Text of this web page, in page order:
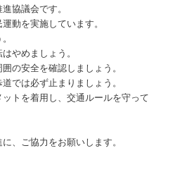
協議会です。
動を実施しています。
やめましょう。
の安全を確認しましょう。
では必ず止まりましょう。
トを着用し、交通ルールを守って
、ご協力をお願いします。